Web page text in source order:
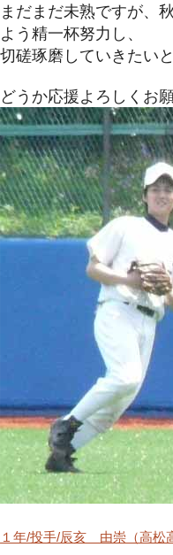
まだまだ未熟ですが、
よう精一杯努力し、
切磋琢磨していきたい
どうか応援よろしくお
１年/投手/辰亥 由崇（高松